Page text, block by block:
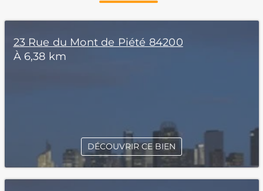
23 Rue du Mont de Piété 84200
À 6,38 km
DÉCOUVRIR CE BIEN